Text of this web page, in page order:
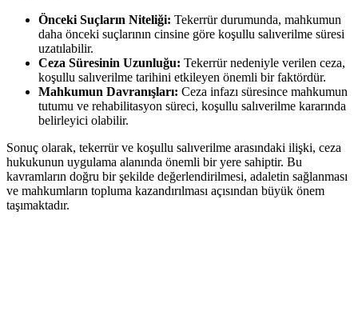
Önceki Suçların Niteliği: Tekerrür durumunda, mahkumun
daha önceki ​suçlarının‍ cinsine göre ‌koşullu salıverilme süresi
uzatılabilir.
Ceza​ Süresinin Uzunluğu: Tekerrür⁤ nedeniyle verilen ceza,
‍koşullu salıverilme tarihini‍ etkileyen önemli bir faktördür.
Mahkumun Davranışları: Ceza infazı‌ süresince mahkumun
tutumu ve ‌rehabilitasyon süreci, koşullu salıverilme ⁢kararında
belirleyici‌ olabilir.
Sonuç ‍olarak, tekerrür ve koşullu salıverilme arasındaki ilişki, ⁤ceza
hukukunun uygulama‍ alanında önemli bir yere sahiptir. Bu‌
kavramların​ doğru⁣ bir şekilde ‍değerlendirilmesi, adaletin sağlanması
ve mahkumların topluma kazandırılması açısından büyük ⁣önem
⁣taşımaktadır.